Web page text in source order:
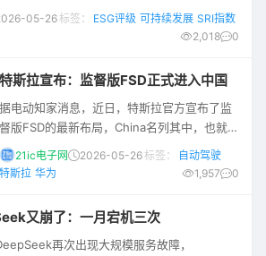
可持续发展排名 社会责任投资（SRI）评级
资者会定期围绕环境、社会及治理（ESG）
准找到持续优化的
05-26标签： ESG评级 可持续发展 SRI指数
2,018
0
特斯拉宣布：监督版FSD正式进入中国
据电动知家消息，近日，特斯拉官方宣布了监
督版FSD的最新布局，China名列其中，也就是
说监督版FSD可以在中国使用了。 我们先来了
解一下，什么是“监督版FSD”？FSD全称叫
本。此前，特斯拉用的是FSD Beta，即测试
版。去掉"Beta"后缀正式命名监督版FSD，代
21ic电子网 2026-05-26标签：
自动驾驶
特斯拉 华为 1,957 0
又崩了：一月宕机三次
再次出现大规模服务故障，